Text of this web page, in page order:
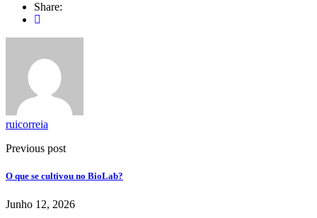
Share:
ruicorreia
Previous post
O que se cultivou no BioLab?
Junho 12, 2026